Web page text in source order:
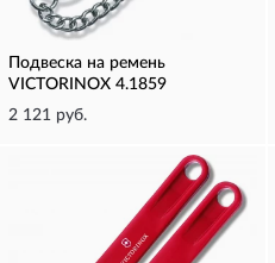
Подвеска на ремень
VICTORINOX 4.1859
2 121 руб.